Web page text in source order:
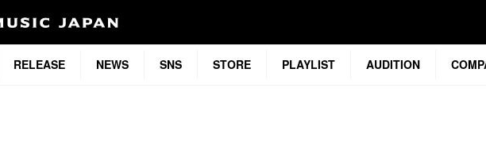
RELEASE NEWS SNS STORE PLAYLIST AUDITION